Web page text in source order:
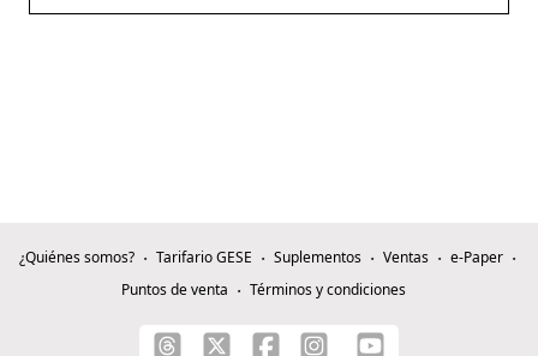
¿Quiénes somos? Tarifario GESE Suplementos Ventas
e-Paper
Puntos de venta
Términos y condiciones